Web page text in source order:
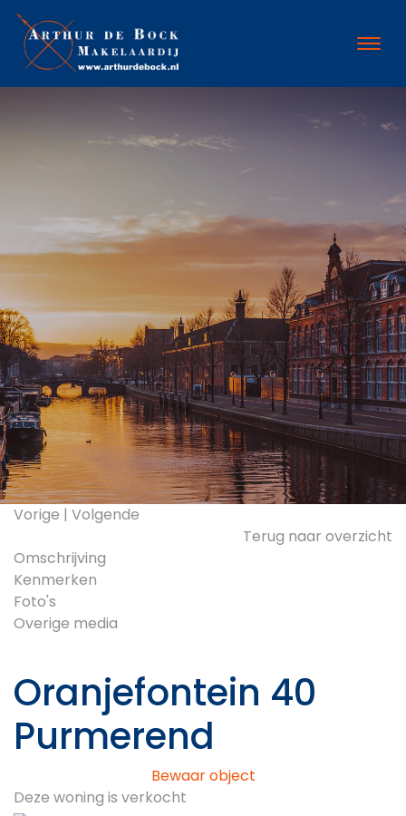
Vorige | Volgende
Terug naar overzicht
Omschrijving
Kenmerken
Foto's
Overige media
Oranjefontein 40
Purmerend
Bewaar object
Deze woning is verkocht